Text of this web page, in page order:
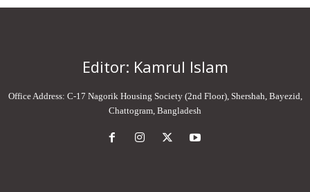
Editor: Kamrul Islam
Office Address: C-17 Nagorik Housing Society (2nd Floor), Shershah, Bayezid,
Chattogram, Bangladesh